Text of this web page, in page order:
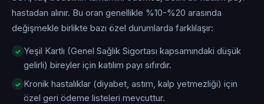
hastadan alınır. Bu oran genellikle %10-%20 arasında
değişmekle birlikte bazı özel durumlarda farklılaşır:
Yeşil Kartlı (Genel Sağlık Sigortası kapsamındaki düşük
gelirli) bireyler için katılım payı sıfırdır.
Kronik hastalıklar (diyabet, astım, kalp yetmezliği) için
özel geri ödeme listeleri mevcuttur.